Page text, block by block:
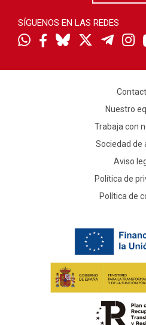
SÍGUENOS EN LAS REDES
Nuestro
Trabaja con
Sociedad de
Aviso
Política de
Política de